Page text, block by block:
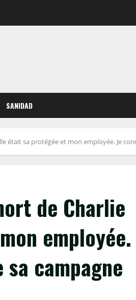
SANIDAD
était sa protégée et mon employée. Je
de Charlie
employée.
campagne